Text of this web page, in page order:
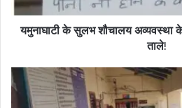
यमुनाघाटी के सुलभ शौचालय अव्यवस्था
ताले!